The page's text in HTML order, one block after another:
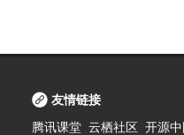
友情链接
腾讯课堂 云栖社区 开源中